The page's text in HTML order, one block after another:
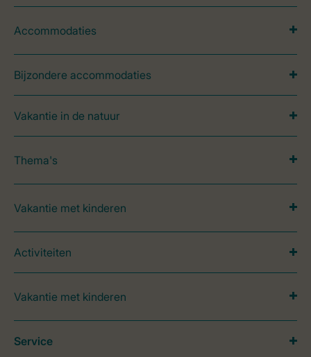
Accommodaties
Bijzondere accommodaties
Vakantie in de natuur
Thema's
Vakantie met kinderen
Activiteiten
Vakantie met kinderen
Service